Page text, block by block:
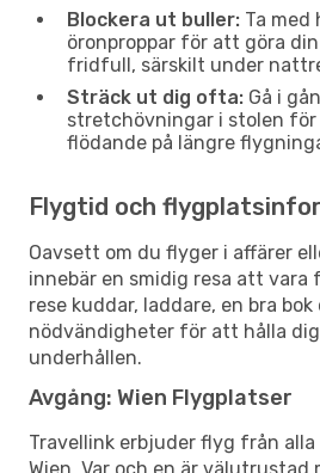
Blockera ut buller: Ta med
öronproppar för att göra
fridfull, särskilt under
Sträck ut dig ofta: Gå i
stretchövningar i stolen
flödande på längre
Flygtid och
Oavsett om du flyger i affärer
innebär en smidig resa att vara
rese kuddar, laddare, en bra bok
nödvändigheter för att hålla
underhållen.
Avgång: Wien Flygplatser
Travellink erbjuder flyg från